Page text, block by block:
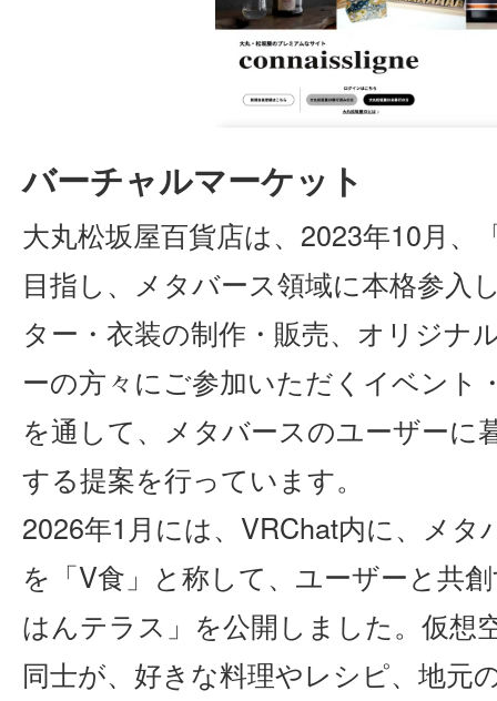
バーチャルマーケット
大丸松坂屋百貨店は、2023年10月、
目指し、メタバース領域に本格参入
ター・衣装の制作・販売、オリジナ
ーの方々にご参加いただくイベント
を通して、メタバースのユーザーに
する提案を行っています。
2026年1月には、VRChat内に、メ
を「V食」と称して、ユーザーと共
はんテラス」を公開しました。仮想
同士が、好きな料理やレシピ、地元